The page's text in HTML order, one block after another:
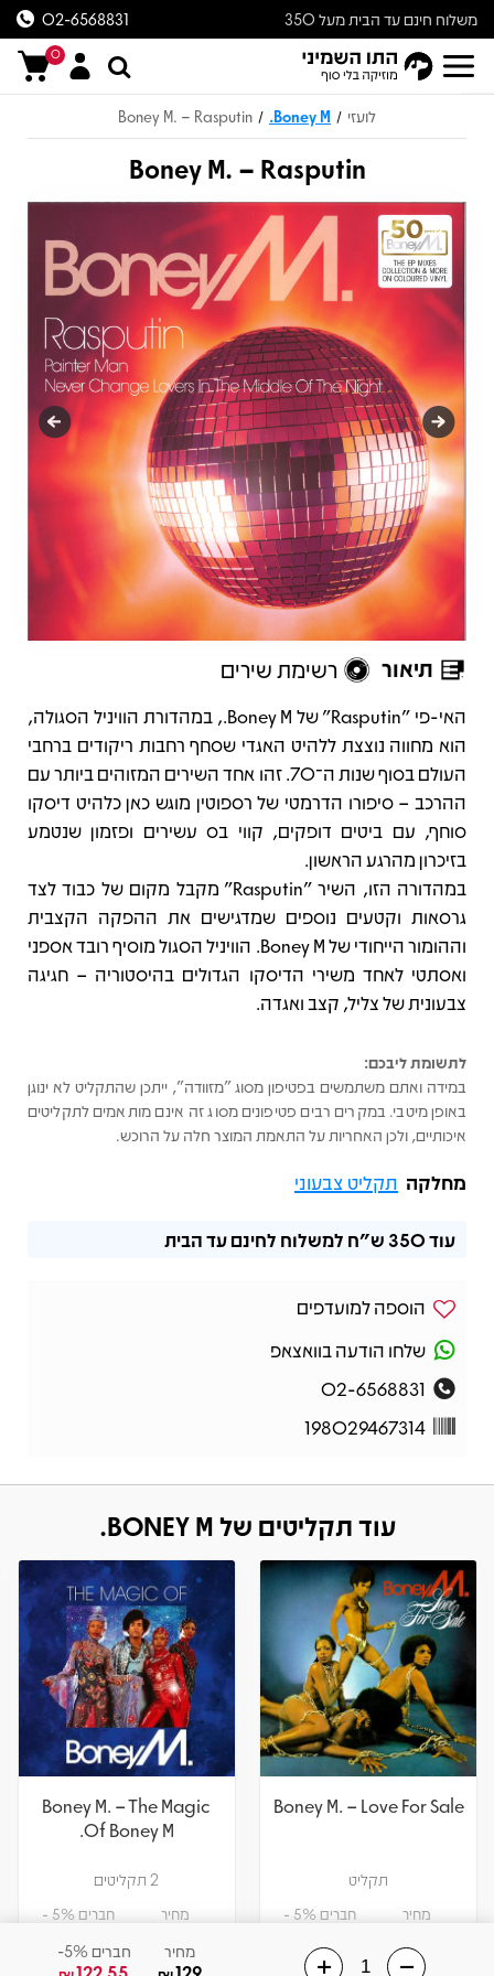
משלוח חינם עד הבית מעל 350
ש״ח
02-6568831
0
לועזי /
Boney M.
/
Boney M. – Rasputin
Boney M. – Rasputin
תיאור רשימת שירים
תיאור
האי-פי "Rasputin" של Boney M., במהדורת הוויניל הסגולה,
הוא מחווה נוצצת ללהיט האגדי שסחף רחבות ריקודים ברחבי
העולם בסוף שנות ה־70. זהו אחד השירים המזוהים ביותר עם
ההרכב – סיפורו הדרמטי של רספוטין מוגש כאן כלהיט דיסקו
סוחף, עם ביטים דופקים, קווי בס עשירים ופזמון שנטמע
בזיכרון מהרגע הראשון.
במהדורה הזו, השיר "Rasputin" מקבל מקום של כבוד לצד
גרסאות וקטעים נוספים שמדגישים את ההפקה הקצבית
וההומור הייחודי של Boney M. הוויניל הסגול מוסיף רובד אספני
ואסתטי לאחד משירי הדיסקו הגדולים בהיסטוריה – חגיגה
צבעונית של צליל, קצב ואגדה.
לתשומת ליבכם:
במידה ואתם משתמשים בפטיפון מסוג "מזוודה", ייתכן שהתקליט לא ינוגן
באופן מיטבי. במקרים רבים פטיפונים מסוג זה אינם מותאמים לתקליטים
איכותיים, ולכן האחריות על התאמת המוצר חלה על הרוכש.
מחלקה תקליט צבעוני
מחיר חברים 5%-
עוד350 ש"ח למשלוח לחינם עד הבית
הוספה למועדפים
שלחו הודעה בוואצאפ
02-6568831
198029467314
עוד תקליטים של BONEY M.
Boney M. – Love For Sale
תקליט
מחיר חברים 5% -
Boney M. – The Magic
Of Boney M.
2 תקליטים
מחיר חברים 5% -